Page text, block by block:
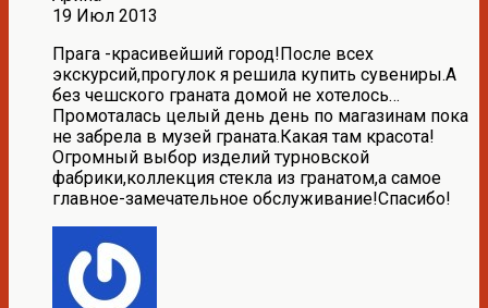
19 Июл 2013
Прага -красивейший город!После всех
экскурсий,прогулок я решила купить сувениры.А
без чешского граната домой не хотелось…
Промоталась целый день день по магазинам пока
не забрела в музей граната.Какая там красота!
Огромный выбор изделий турновской
фабрики,коллекция стекла из гранатом,а самое
главное-замечательное обслуживание!Спасибо!